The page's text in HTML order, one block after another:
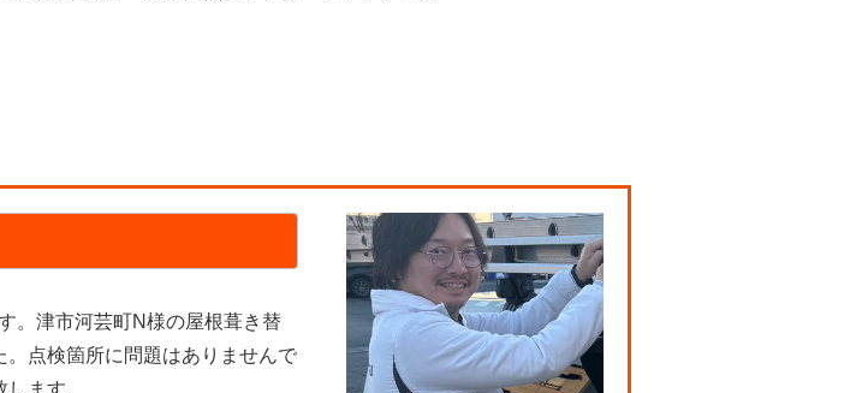
。津市河芸町N様の屋根葺き替
。点検箇所に問題はありませんで